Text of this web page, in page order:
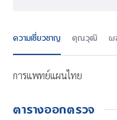
ความเชี่ยวชาญ คุณวุฒิ ผ
การแพทย์แผนไทย
ตารางออกตรวจ